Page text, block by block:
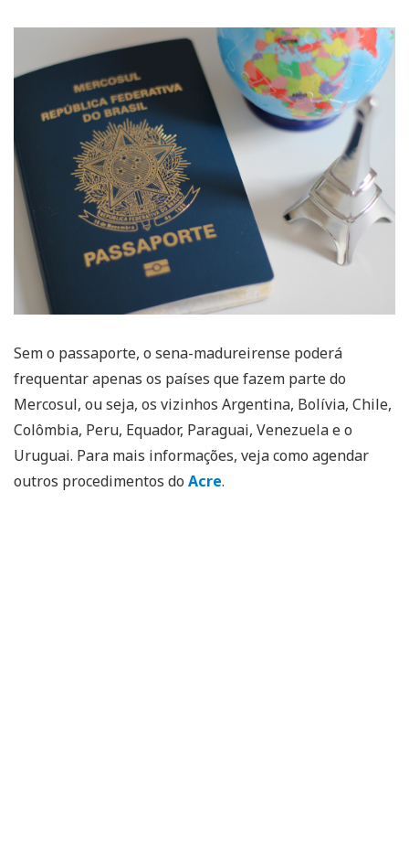
Sem o passaporte, o sena-madureirense poderá
frequentar apenas os países que fazem parte do
Mercosul, ou seja, os vizinhos Argentina, Bolívia, Chile,
Colômbia, Peru, Equador, Paraguai, Venezuela e o
Uruguai. Para mais informações, veja como agendar
outros procedimentos do Acre.